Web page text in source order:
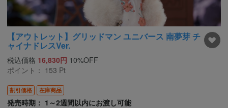
【アウトレット】グリッドマン ユニバース 南夢芽 チ
ャイナドレスVer.
税込価格 16,830円 10%OFF
ポイント： 153 Pt
割引価格 在庫商品
発売時期： 1～2週間以内にお渡し可能